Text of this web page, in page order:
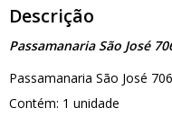
Descrição
Passamanaria São José
Passamanaria São José
Contém: 1 unidade